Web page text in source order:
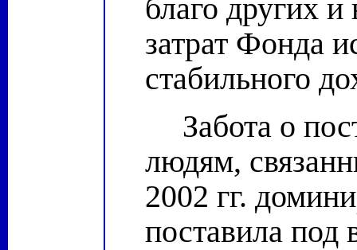
благо других
затрат Фонда
стабильного
Забота о
людям,
2002 гг.
поставила под